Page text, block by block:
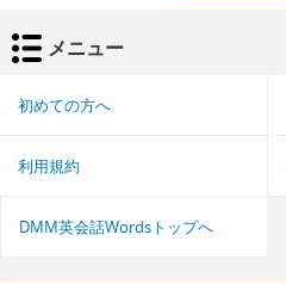
メニュー
初めての方へ
利用規約
DMM英会話Wordsトップへ